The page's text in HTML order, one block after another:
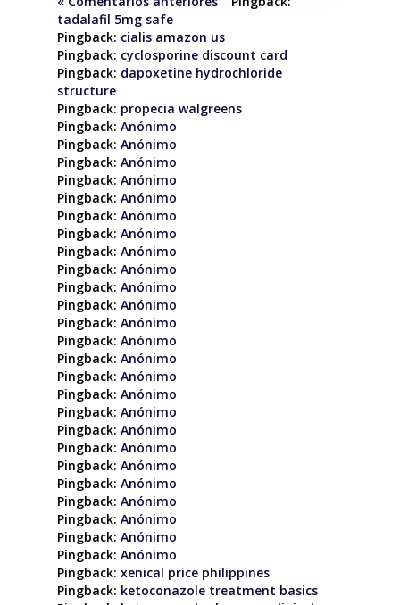
tadalafil 5mg safe
Pingback: cialis amazon us
Pingback: cyclosporine discount card
Pingback: dapoxetine hydrochloride
structure
Pingback: propecia walgreens
Pingback: Anónimo
Pingback: Anónimo
Pingback: Anónimo
Pingback: Anónimo
Pingback: Anónimo
Pingback: Anónimo
Pingback: Anónimo
Pingback: Anónimo
Pingback: Anónimo
Pingback: Anónimo
Pingback: Anónimo
Pingback: Anónimo
Pingback: Anónimo
Pingback: Anónimo
Pingback: Anónimo
Pingback: Anónimo
Pingback: Anónimo
Pingback: Anónimo
Pingback: Anónimo
Pingback: Anónimo
Pingback: Anónimo
Pingback: Anónimo
Pingback: Anónimo
Pingback: Anónimo
Pingback: Anónimo
Pingback: xenical price philippines
Pingback: ketoconazole treatment basics